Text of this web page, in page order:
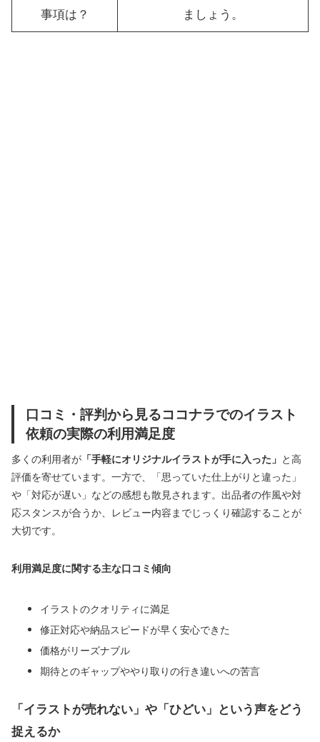
事項は？
ましょう。
口コミ・評判から見るココナラでのイラスト
依頼の実際の利用満足度
多くの利用者が 「手軽にオリジナルイラストが手に入った」 と高
評価を寄せています。一方で、「思っていた仕上がりと違った」
や「対応が遅い」などの感想も散見されます。出品者の作風や対
応スタンスが合うか、レビュー内容までじっくり確認することが
大切です。
利用満足度に関する主な口コミ傾向
イラストのクオリティに満足
修正対応や納品スピードが早く安心できた
価格がリーズナブル
期待とのギャップややり取りの行き違いへの苦言
「イラストが売れない」や「ひどい」という声をどう
捉えるか